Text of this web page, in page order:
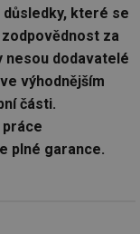
které se
za
nesou dodavatelé
výhodnějším
části.
plné garance.